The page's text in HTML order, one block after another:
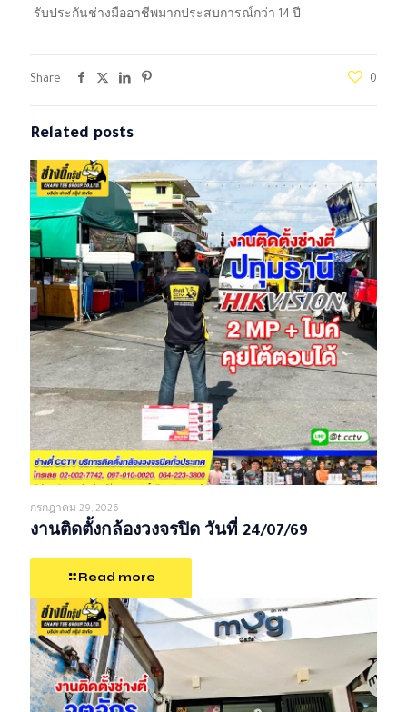
รับประกันช่างมืออาชีพมากประสบการณ์กว่า 14 ปี
Share 0
Related posts
กรกฎาคม 29, 2026
งานติดตั้งกล้องวงจรปิด วันที่ 24/07/69
Read more